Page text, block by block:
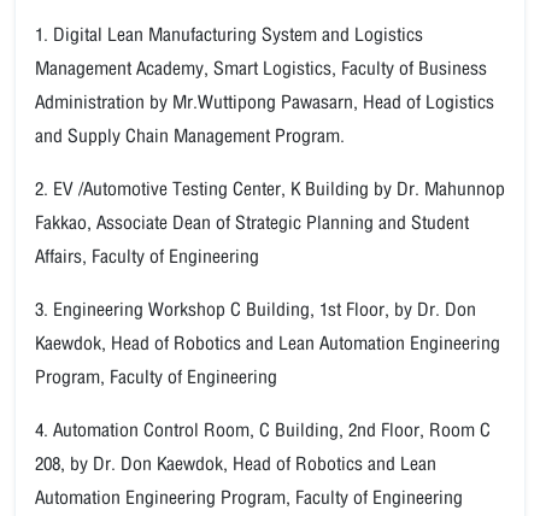
1. Digital Lean Manufacturing System and Logistics
Management Academy, Smart Logistics, Faculty of Business
Administration by Mr.Wuttipong Pawasarn, Head of Logistics
and Supply Chain Management Program.
2. EV /Automotive Testing Center, K Building by Dr. Mahunnop
Fakkao, Associate Dean of Strategic Planning and Student
Affairs, Faculty of Engineering
3. Engineering Workshop C Building, 1st Floor, by Dr. Don
Kaewdok, Head of Robotics and Lean Automation Engineering
Program, Faculty of Engineering
4. Automation Control Room, C Building, 2nd Floor, Room C
208, by Dr. Don Kaewdok, Head of Robotics and Lean
Automation Engineering Program, Faculty of Engineering